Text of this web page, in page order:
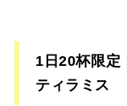
1日20杯限定
ティラミス